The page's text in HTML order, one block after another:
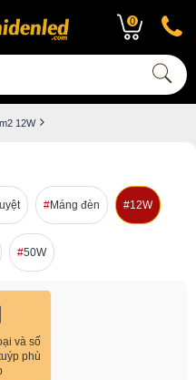
0
12W
Máng đèn 12W
50W
và số
phù